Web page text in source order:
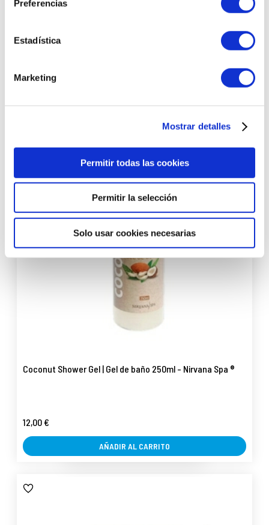
Preferencias
Estadística
Marketing
Mostrar detalles
Permitir todas las cookies
Permitir la selección
Solo usar cookies necesarias
8,64 €
Coconut Shower Gel | Gel de baño 250ml - Nirvana Spa ®
12,00 €
AÑADIR AL CARRITO